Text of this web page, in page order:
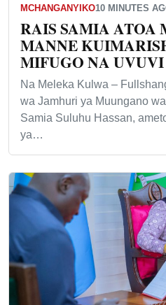
MCHANGANYIKO10 MINUTES
RAIS SAMIA ATOA
MANNE
MIFUGO NA UVUVI
Na Meleka Kulwa –
wa Jamhuri ya Muungano
Samia Suluhu Hassan,
ya…